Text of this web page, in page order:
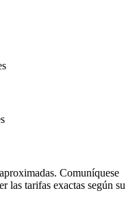
Comuníquese
las tarifas exactas según su